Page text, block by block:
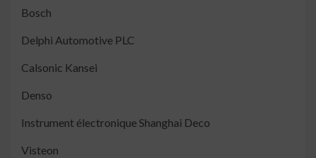
Bosch
Delphi Automotive PLC
Calsonic Kansei
Denso
Instrument électronique Shanghai Deco
Visteon